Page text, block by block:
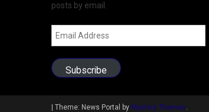
posts by email.
Email
Address
Subscribe
Theme: News Portal by Mystery Themes.